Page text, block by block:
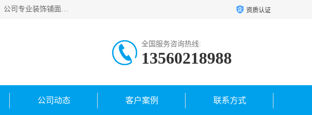
佛山朗鑫装饰工程有限公司主营软膜天花，软膜天花灯箱，卡布灯箱，张拉膜等产品，价格实惠，支持定制；公司专业装饰铺面，家居，会展特装，软膜等工程，技能精良人员，安装快、价格合理，质量保证、热诚与各方有识人士合作，欢迎新老客户来电咨询。 资质认证
全国服务咨询热线:
13560218988
公司动态 客户案例 联系方式